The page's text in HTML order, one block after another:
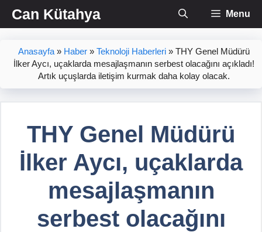
İçeriğe
atlaCan Kütahya Menu
Anasayfa » Haber » Teknoloji Haberleri » THY Genel Müdürü
İlker Aycı, uçaklarda mesajlaşmanın serbest olacağını açıkladı!
Artık uçuşlarda iletişim kurmak daha kolay olacak.
THY Genel Müdürü
İlker Aycı, uçaklarda
mesajlaşmanın
serbest olacağını